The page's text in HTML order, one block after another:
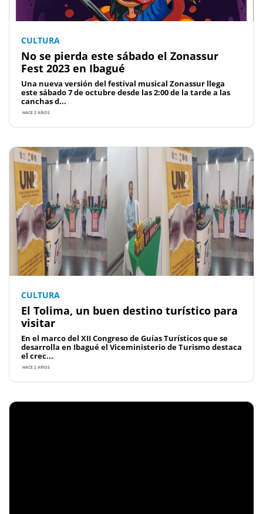
CULTURA
No se pierda este sábado el Zonassur
Fest 2023 en Ibagué
Una nueva versión del festival musical Zonassur llega
este sábado 7 de octubre desde las 2:00 de la tarde a las
canchas d...
HACE 2 AÑOS
CULTURA
El Tolima, un buen destino turístico para
visitar
En el marco del XII Congreso de Guías Turísticos que se
desarrolla en Ibagué el Viceministerio de Turismo destaca
el crec...
HACE 2 AÑOS